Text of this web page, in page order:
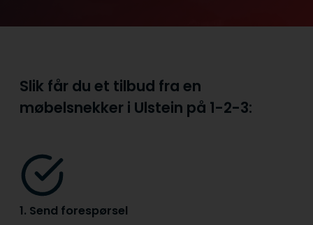
Slik får du et tilbud fra en
møbelsnekker i Ulstein på 1-2-3:
1. Send forespørsel